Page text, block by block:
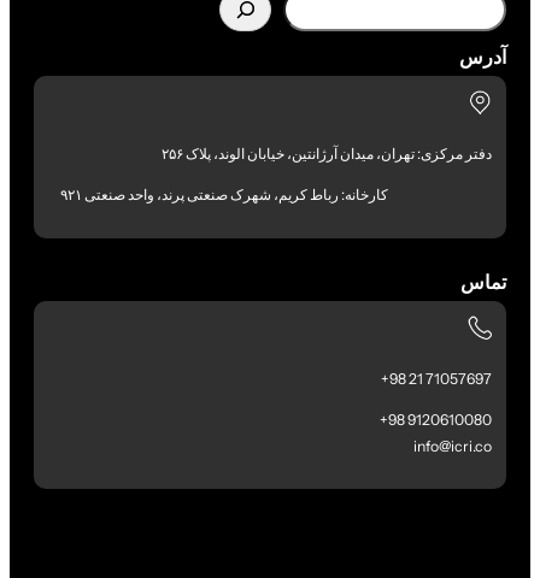
آدرس
دفتر مرکزی: تهران، میدان آرژانتین، خیابان الوند، پلاک ۲۵۶
کارخانه: رباط کریم، شهرک صنعتی پرند، واحد صنعتی ۹۲۱
تماس
71057697 21 98+
9120610080 98+
info@icri.co